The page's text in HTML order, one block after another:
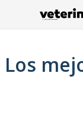
Los